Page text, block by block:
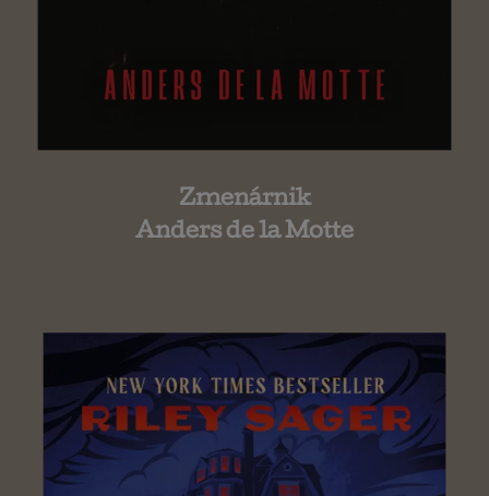
Zmenárnik
Anders de la Motte